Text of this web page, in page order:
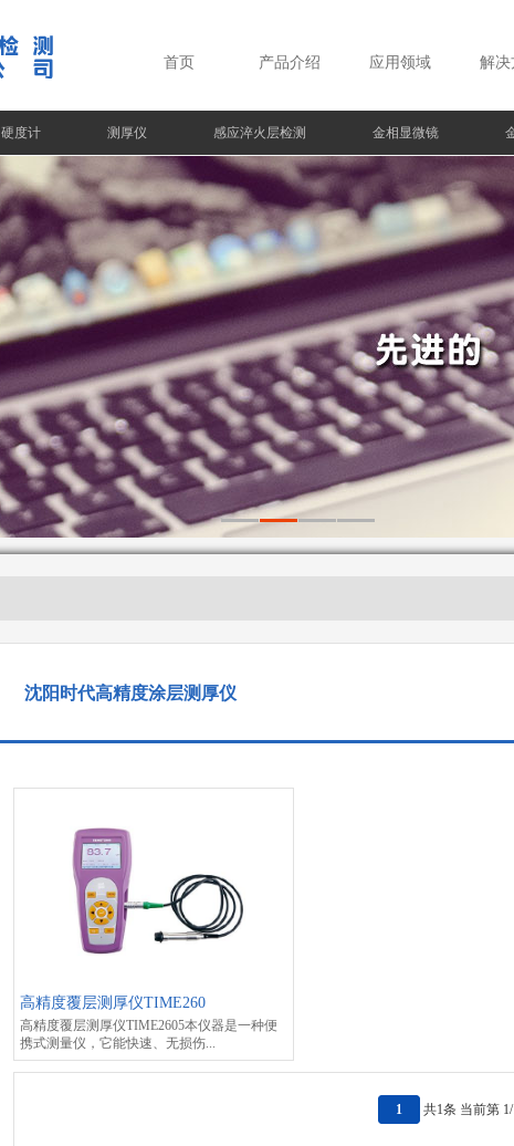
首页 产品介绍 应用领域 解决
硬度计 测厚仪 感应淬火层检测 金相显微镜
沈阳时代高精度涂层测厚仪​
高精度覆层测厚仪TIME260
高精度覆层测厚仪TIME2605本仪器是一种便
携式测量仪，它能快速、无损伤...
1 共1条 当前第